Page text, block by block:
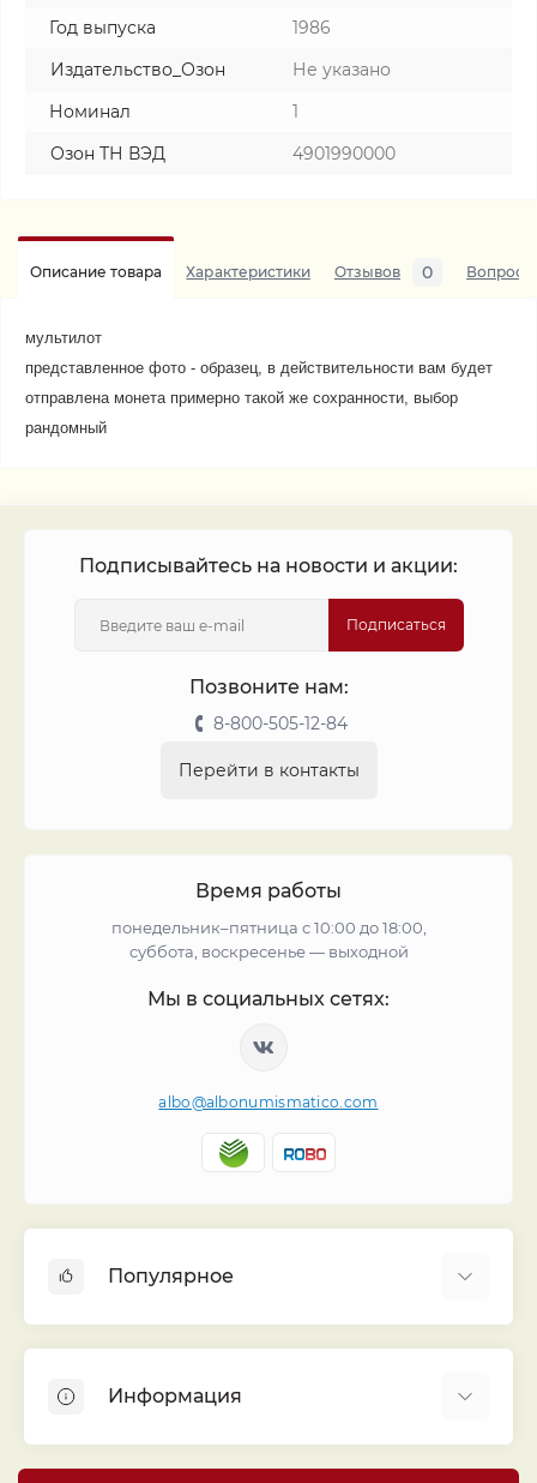
Год выпуска
1986
Издательство_Озон
Не указано
Номинал
1
Озон ТН ВЭД
4901990000
Описание товара Характеристики Отзывов 0 Вопросы
мультилот
представленное фото - образец, в действительности вам будет
отправлена монета примерно такой же сохранности, выбор
рандомный
Подписывайтесь на новости и акции:
Подписаться
Позвоните нам:
8-800-505-12-84
Перейти в контакты
Время работы
понедельник–пятница с 10:00 до 18:00,
суббота, воскресенье — выходной
Мы в социальных сетях:
albo@albonumismatico.com
Популярное
Монеты
Банкноты
Листы для монет
Информация